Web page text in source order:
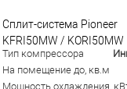
Сплит-система Pioneer
KFRI50MW / KORI50MW
Тип компрессора
На помещение до, кв.м
Мощность охлаждения,